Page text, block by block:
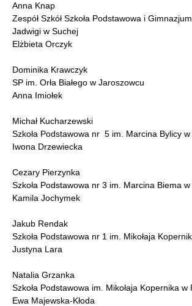
Anna Knap
Zespół Szkół Szkoła Podstawowa i
Jadwigi w Suchej
Elżbieta Orczyk
Dominika Krawczyk
SP im. Orła Białego w Jaroszowcu
Anna Imiołek
Michał Kucharzewski
Szkoła Podstawowa nr 5 im. Marcina Bylicy w
Iwona Drzewiecka
Cezary Pierzynka
Szkoła Podstawowa nr 3 im. Marcina Biema
Kamila Jochymek
Jakub Rendak
Szkoła Podstawowa nr 1 im. Mikołaja
Justyna Lara
Natalia Grzanka
Szkoła Podstawowa im. Mikołaja Kopernika w
Ewa Majewska-Kłoda